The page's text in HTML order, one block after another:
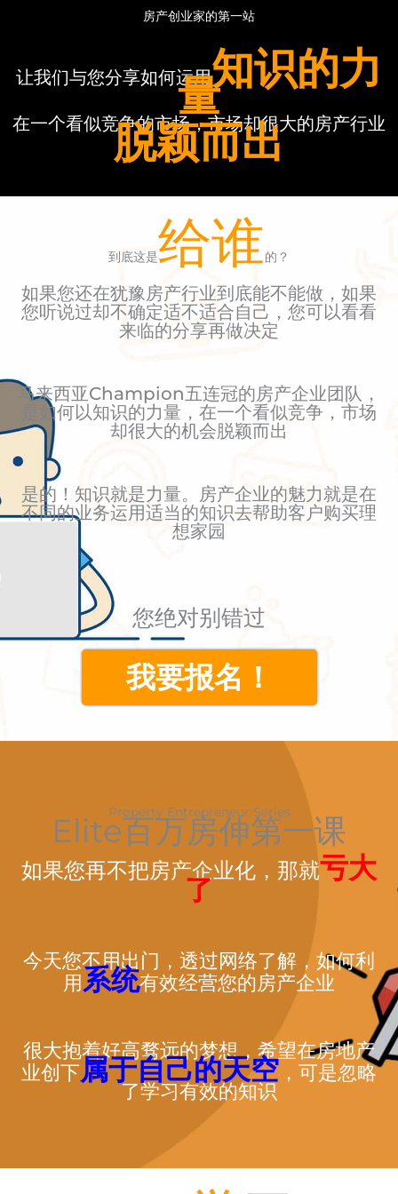
房产创业家的第一站
让我们与您分享如何运用知识的力
量
在一个看似竞争的市场，市场却很大的房产行业
脱颖而出
到底这是给谁的？
如果您还在犹豫房产行业到底能不能做，如果
您听说过却不确定适不适合自己，您可以看看
来临的分享再做决定
马来西亚Champion五连冠的房产企业团队，
是如何以知识的力量，在一个看似竞争，市场
却很大的机会脱颖而出
是的！知识就是力量。房产企业的魅力就是在
不同的业务运用适当的知识去帮助客户购买理
想家园
您绝对别错过
我要报名！
Property Entrepreneur Series
Elite百万房伸第一课
如果您再不把房产企业化，那就亏大
了
今天您不用出门，透过网络了解，如何利
用系统有效经营您的房产企业
很大抱着好高骛远的梦想，希望在房地产
业创下属于自己的天空 ，可是忽略
了学习有效的知识